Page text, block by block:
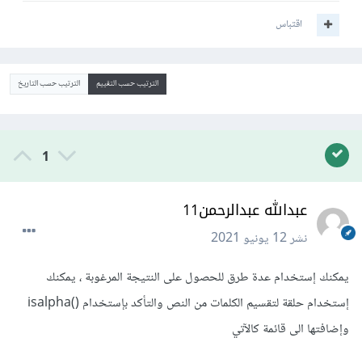
اقتباس
الترتيب حسب التقييم الترتيب حسب التاريخ
1
عبدالله عبدالرحمن11
نشر12 يونيو 2021
يمكنك إستخدام عدة طرق للحصول على النتيجة المرغوبة ، يمكنك
إستخدام حلقة لتقسيم الكلمات من النص والتأكد بإستخدام ()isalpha
وإضافتها الى قائمة كالآتي